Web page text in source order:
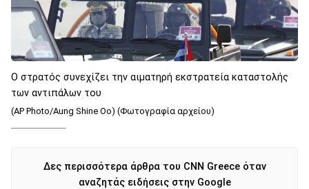
Ο στρατός συνεχίζει την αιματηρή εκστρατεία καταστολής
των αντιπάλων του
(AP Photo/Aung Shine Oo) (Φωτογραφία αρχείου)
Δες περισσότερα άρθρα του CNN Greece όταν
αναζητάς ειδήσεις στην Google